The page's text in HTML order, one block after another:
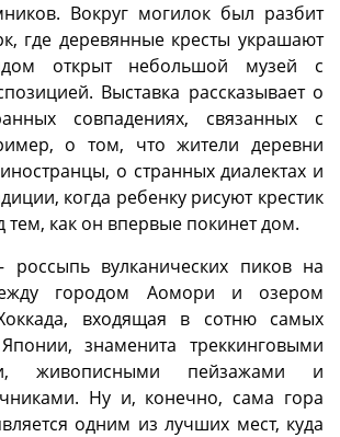
Вокруг могилок был разбит
где деревянные кресты украшают
открыт небольшой музей с
Выставка рассказывает о
совпадениях, связанных с
о том, что жители деревни
о странных диалектах и
когда ребенку рисуют крестик
тем, как он впервые покинет дом.
россыпь вулканических пиков на
городом Аомори и озером
входящая в сотню самых
знаменита треккинговыми
живописными пейзажами и
Ну и, конечно, сама гора
одним из лучших мест, куда